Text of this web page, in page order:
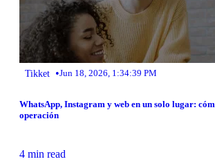
Tikket •Jun 18, 2026, 1:34:39 PM
WhatsApp, Instagram y web en un solo lugar:
operación
4 min read